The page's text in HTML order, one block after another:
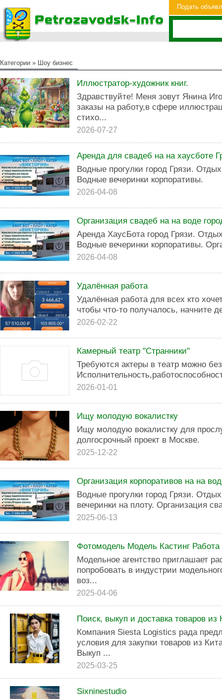
Подать
Категории » Шоу бизнес
Иллюстратор-художник книг.
Здравствуйте! Меня зовут Янина
заказы на работу,в сфере
стихо...
2026-07-27
Аренда для свадеб на на хаусботе
Водные прогулки город Грязи.
Водные вечеринки корпоративы.
2026-04-08
Организация свадеб на на воде
Аренда ХаусБота город Грязи.
Водные вечеринки корпоративы.
2026-04-08
Удалённая работа
Удалённая работа для всех кто
чтобы что-то получалось, начните
2026-02-22
Камерный театр "Странники"
Требуются актеры в театр можно
2026-01-01
Ищу молодую вокалистку
Ищу молодую вокалистку для
долгосрочный проект в Москве.
2025-12-22
Организация корпоративов на на
Водные прогулки город Грязи.
вечеринки на плоту. Организация
2025-06-13
Фотомодель Модель Кастинг
Модельное агентство приглашает
попробовать в индустрии
воз...
2025-04-06
Поиск, выкуп и доставка товаров из
Компания Siesta Logistics рада
условия для закупки товаров из
Выкуп ...
2025-03-25
Sixninestudio